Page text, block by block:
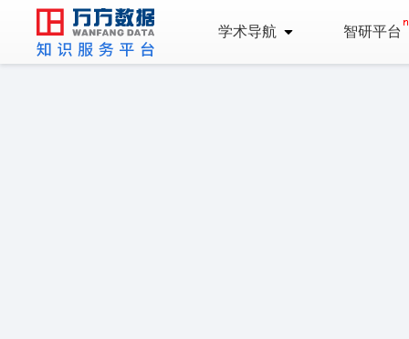
学术导航 智研平台